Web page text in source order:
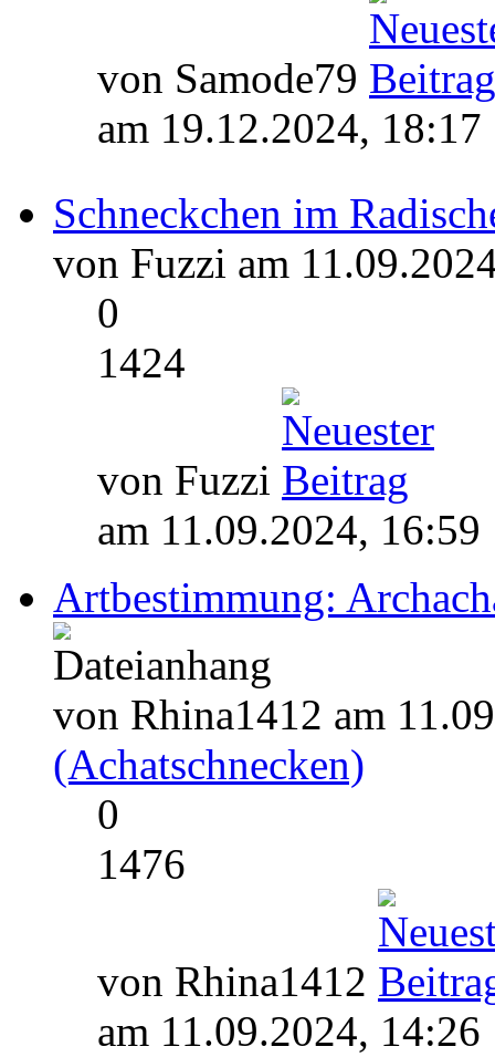
von Samode79
am 19.12.2024, 18:17
Schneckchen im
von Fuzzi am
0
1424
von Fuzzi
am 11.09.2024, 16:59
Artbestimmung:
von Rhina1412 am
(Achatschnecken)
0
1476
von Rhina1412
am 11.09.2024, 14:26